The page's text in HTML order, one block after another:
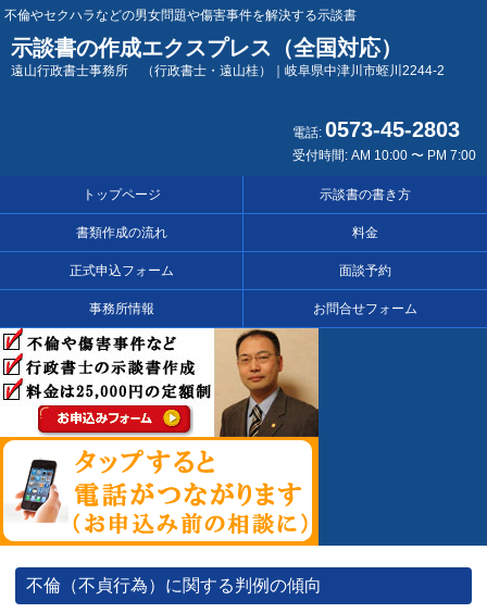
不倫やセクハラなどの男女問題や傷害事件を解決する示談書
示談書の作成エクスプレス（全国対応）
遠山行政書士事務所 （行政書士・遠山桂）｜岐阜県中津川市蛭川2244-2
電話: 0573-45-2803
受付時間: AM 10:00 〜 PM 7:00
トップページ 示談書の書き方
書類作成の流れ 料金
正式申込フォーム 面談予約
事務所情報 お問合せフォーム
不倫（不貞行為）に関する判例の傾向